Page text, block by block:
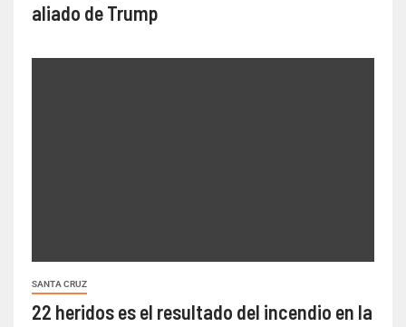
aliado de Trump
SANTA CRUZ
22 heridos es el resultado del incendio en la